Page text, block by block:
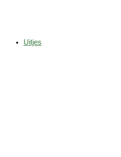
Uitjes